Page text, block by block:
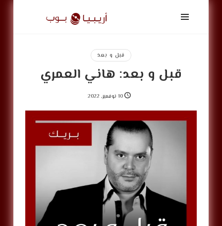
أريبيا
بوب
ArabiaPopقبل و بعد
قبل و بعد: هاني العمري
10 نوفمبر, 2022